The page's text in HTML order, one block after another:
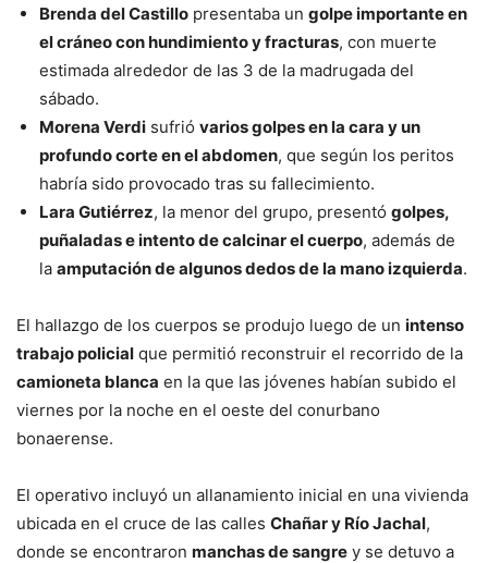
Brenda del Castillo presentaba un golpe importante en
el cráneo con hundimiento y fracturas, con muerte
estimada alrededor de las 3 de la madrugada del
sábado.
Morena Verdi sufrió varios golpes en la cara y un
profundo corte en el abdomen, que según los peritos
habría sido provocado tras su fallecimiento.
Lara Gutiérrez, la menor del grupo, presentó golpes,
puñaladas e intento de calcinar el cuerpo, además de
la amputación de algunos dedos de la mano izquierda.
El hallazgo de los cuerpos se produjo luego de un intenso
trabajo policial que permitió reconstruir el recorrido de la
camioneta blanca en la que las jóvenes habían subido el
viernes por la noche en el oeste del conurbano
bonaerense.
El operativo incluyó un allanamiento inicial en una vivienda
ubicada en el cruce de las calles Chañar y Río Jachal,
donde se encontraron manchas de sangre y se detuvo a